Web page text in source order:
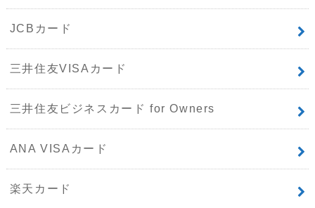
JCBカード
三井住友VISAカード
三井住友ビジネスカード for Owners
ANA VISAカード
楽天カード